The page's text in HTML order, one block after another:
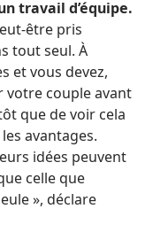
travail d’équipe.
être pris
tout seul. À
et vous devez,
votre couple avant
que de voir cela
avantages.
idées peuvent
celle que
», déclare